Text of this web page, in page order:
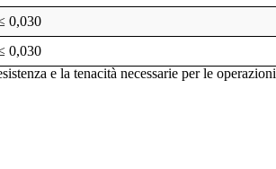
0,030
0,030
e la tenacità necessarie per le operazioni